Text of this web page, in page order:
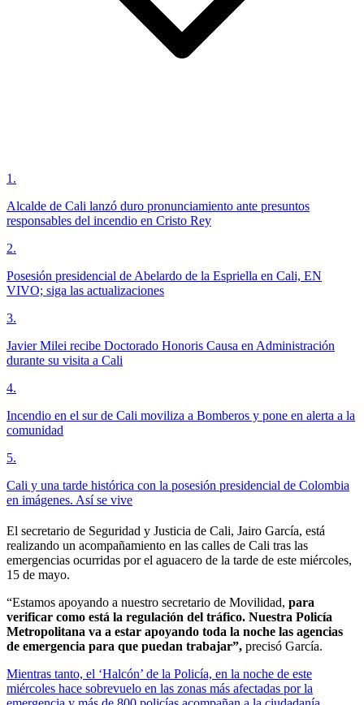
1 .
Alcalde de Cali lanzó duro pronunciamiento ante presuntos
responsables del incendio en Cristo Rey
2.
Posesión presidencial de Abelardo de la Espriella en Cali, EN
VIVO; siga las actualizaciones
3.
Javier Milei recibe Doctorado Honoris Causa en Administración
durante su visita a Cali
4.
Incendio en el sur de Cali moviliza a Bomberos y pone en alerta a la
comunidad
5.
Cali y una tarde histórica con la posesión presidencial de Colombia
en imágenes. Así se vive
El secretario de Seguridad y Justicia de Cali, Jairo García, está
realizando un acompañamiento en las calles de Cali tras las
emergencias ocurridas por el aguacero de la tarde de este miércoles,
15 de mayo.
“Estamos apoyando a nuestro secretario de Movilidad, para
verificar como está la regulación del tráfico. Nuestra Policía
Metropolitana va a estar apoyando toda la noche las agencias
de emergencia para que puedan trabajar”, precisó García.
Mientras tanto, el ‘Halcón’ de la Policía, en la noche de este
miércoles hace sobrevuelo en las zonas más afectadas por la